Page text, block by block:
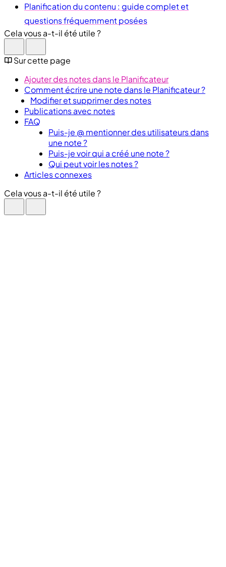
Planification du contenu : guide complet et
questions fréquemment posées
Cela vous a-t-il été utile ?
Sur cette page
Ajouter des notes dans le Planificateur
Comment écrire une note dans le Planificateur ?
Modifier et supprimer des notes
Publications avec notes
FAQ
Puis-je @ mentionner des utilisateurs dans
une note ?
Puis-je voir qui a créé une note ?
Qui peut voir les notes ?
Articles connexes
Cela vous a-t-il été utile ?